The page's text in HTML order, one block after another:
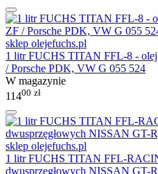
1 litr FUCHS TITAN FFL-8 - olej
/ Porsche PDK, VW G 055 524
W magazynie
11400 zł
1 litr FUCHS TITAN FFL-
dwusprzęgłowych NISSAN GT-R